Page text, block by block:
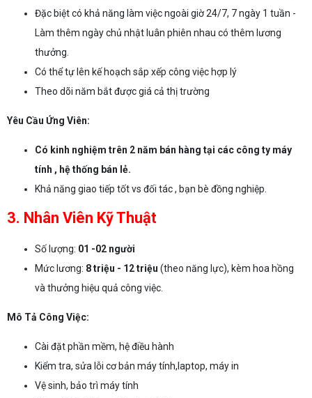
Đặc biệt có khả năng làm việc ngoài giờ 24/7, 7 ngày 1 tuần -
Làm thêm ngày chủ nhật luân phiên nhau có thêm lương
thưởng.
Có thể tự lên kế hoạch sắp xếp công việc hợp lý
Theo dõi năm bắt được giá cả thị trường
Yêu Cầu Ứng Viên:
Có kinh nghiệm trên 2 năm bán hàng tại các công ty máy
tính , hệ thống bán lẻ.
Khả năng giao tiếp tốt vs đối tác , bạn bè đồng nghiệp.
3. Nhân Viên Kỹ Thuật
Số lượng: 01 -02 người
Mức lương: 8 triệu - 12 triệu (theo năng lực), kèm hoa hồng
và thưởng hiệu quả công việc.
Mô Tả Công Việc:
Cài đặt phần mềm, hệ điều hành
Kiểm tra, sửa lỗi cơ bản máy tính,laptop, máy in
Vệ sinh, bảo trì máy tính